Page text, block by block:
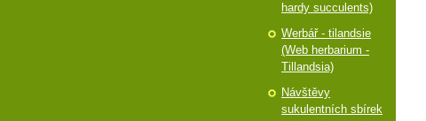
hardy succulents)
Werbář - tilandsie
(Web herbarium -
Tillandsia)
Návštěvy
sukulentních sbírek